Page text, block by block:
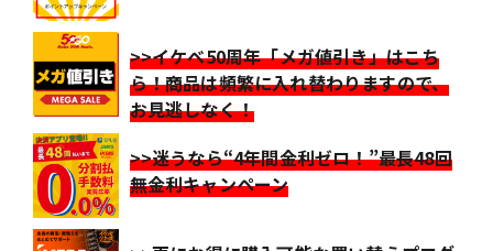
>>イケベ50周年「メガ値引き」はこち
ら！商品は頻繁に入れ替わりますので、
お見逃しなく！
>>迷うなら“4年間金利ゼロ！”最長48回
無金利キャンペーン